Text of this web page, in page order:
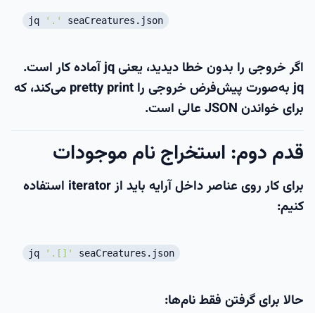
jq '.' seaCreatures.json
اگر خروجی را بدون خطا دیدید، یعنی jq آماده کار است.
jq به‌صورت پیش‌فرض خروجی را
pretty print می‌کند، که
برای خواندن JSON عالی است.
قدم دوم: استخراج نام موجودات
برای کار روی عناصر داخل آرایه باید ازiterator استفاده
کنیم:
jq '.[]' seaCreatures.json
حالا برای گرفتن فقط نام‌ها: